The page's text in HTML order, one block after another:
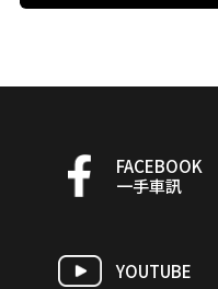
FACEBOOK
一手車訊
YOUTUBE